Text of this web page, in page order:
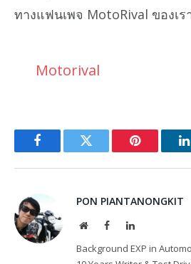
ทางแฟนเพจ MotoRival ของเร
Motorival
FacebookTwitter Pinterest
PON PIANTANONGKIT
WebsiteFacebookLinkedIn
Background EXP in